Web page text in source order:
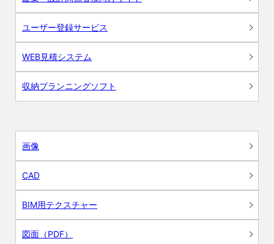
ユーザー登録サービス
WEB見積システム
収納プランニングソフト
画像
CAD
BIM用テクスチャー
図面（PDF）